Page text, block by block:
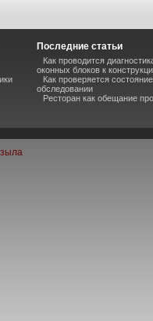
Последние статьи
Как проводится
оконных блоков к
Как проверяется
обследовании
Ресторан как обещание